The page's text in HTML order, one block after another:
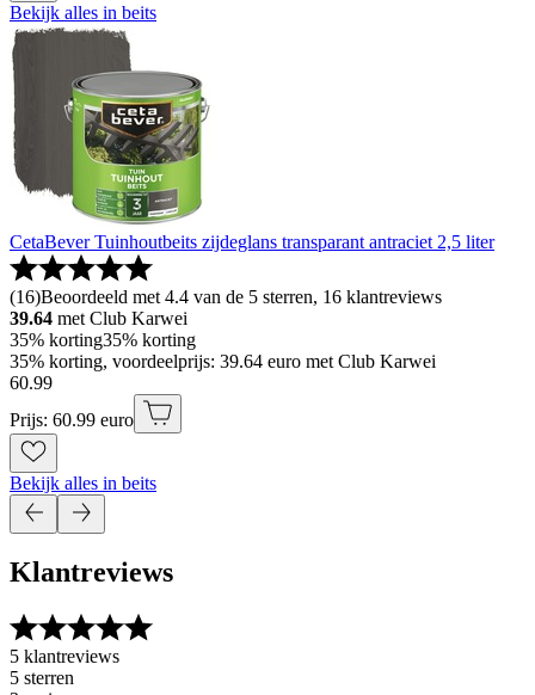
Bekijk alles in beits
CetaBever Tuinhoutbeits zijdeglans transparant antraciet 2,5 liter
(16)Beoordeeld met 4.4 van de 5 sterren, 16 klantreviews
39.64 met Club Karwei
35% korting35% korting
35% korting, voordeelprijs: 39.64 euro met Club Karwei
60.99
Prijs: 60.99 euro
Bekijk alles in beits
Klantreviews
5 klantreviews
5 sterren